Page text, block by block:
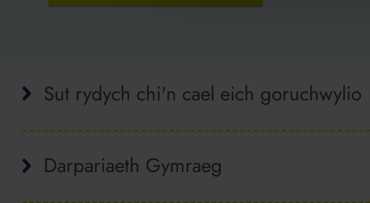
Sut rydych chi'n cael eich goruchwylio
Darpariaeth Gymraeg